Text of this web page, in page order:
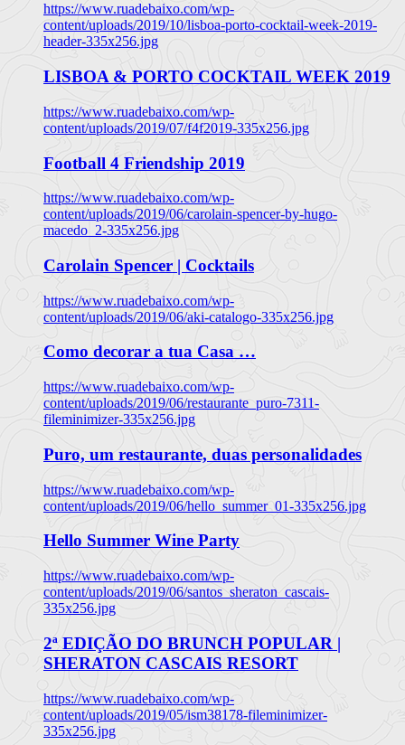
https://www.ruadebaixo.com/wp-
content/uploads/2019/10/lisboa-porto-cocktail-week-2019-
header-335x256.jpg
LISBOA & PORTO COCKTAIL WEEK 2019
https://www.ruadebaixo.com/wp-
content/uploads/2019/07/f4f2019-335x256.jpg
Football 4 Friendship 2019
https://www.ruadebaixo.com/wp-
content/uploads/2019/06/carolain-spencer-by-hugo-
macedo_2-335x256.jpg
Carolain Spencer | Cocktails
https://www.ruadebaixo.com/wp-
content/uploads/2019/06/aki-catalogo-335x256.jpg
Como decorar a tua Casa …
https://www.ruadebaixo.com/wp-
content/uploads/2019/06/restaurante_puro-7311-
fileminimizer-335x256.jpg
Puro, um restaurante, duas personalidades
https://www.ruadebaixo.com/wp-
content/uploads/2019/06/hello_summer_01-335x256.jpg
Hello Summer Wine Party
https://www.ruadebaixo.com/wp-
content/uploads/2019/06/santos_sheraton_cascais-
335x256.jpg
2ª EDIÇÃO DO BRUNCH POPULAR |
SHERATON CASCAIS RESORT
https://www.ruadebaixo.com/wp-
content/uploads/2019/05/ism38178-fileminimizer-
335x256.jpg